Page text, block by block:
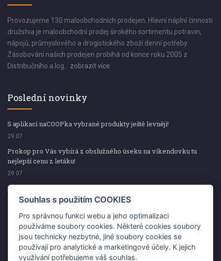
Provozujeme 130 maloobchodních prodejen. Hlavní náplní činnosti
družstva je maloobchodní prodej širokého sortimentu potravin,
nápojů, průmyslového a drogistického zboží denní potřeby.
Zásobování našich prodejen probíhá od konce roku 2005 z
Distribučního a log... zobrazit více
Poslední novinky
S aplikací naCOOPka vybrané produkty ještě levněji!
29.07
Prokop pro Vás vybírá z obslužného úseku na víkendovku tu
nejlepší cenu z letáku!
29.07
Prokop pro Vás vybírá z obslužného úseku na víkendovku tu
nejlepší cenu z letáku!
Kup špekáčky od Váhaly a vyhraj s naCOOPkou sekerku Fiskars
29.07
Prokop pro Vás vybírá na víkendovku ty nejlepší ceny z letáku!
Souhlas s použitím COOKIES
Pro správnou funkci webu a jeho optimalizaci
používáme soubory cookies. Některé cookies soubory
jsou technicky nezbytné, jiné soubory cookies se
používají pro analytické a marketingové účely. K jejich
využívání potřebujeme váš souhlas.